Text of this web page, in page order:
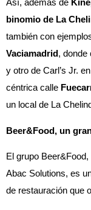
Así, además de
binomio de La
también con
Vaciamadrid, donde
y otro de Carl’s Jr.
céntrica calle
un local de La
Beer&Food, un
El grupo
Abac Solutions, es
de restauración que